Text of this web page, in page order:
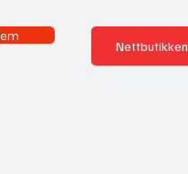
Nettbutikken